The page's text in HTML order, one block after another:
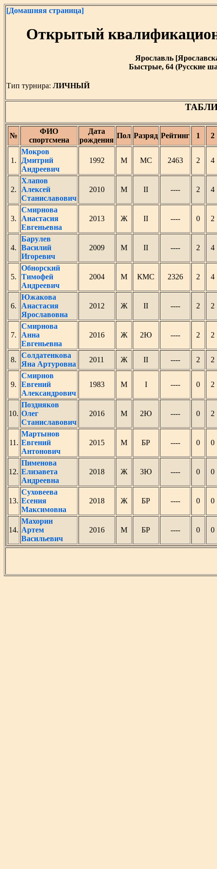
[Домашняя страница]
Открытый
Ярославль
Быстрые, 64 (Русские
Тип турнира: ЛИЧНЫЙ
№
ФИО
спортсмена
Дата
рождения
Пол Разряд Рейтинг 1 2
1.
Мокров
Дмитрий
Андреевич
1992 М МС 2463 2
2.
Хлапов
Алексей
Станиславович
2010 М II ---- 2
3.
Смирнова
Анастасия
Евгеньевна
2013 Ж II ---- 0
4.
Барулев
Василий
Игоревич
2009 М II ---- 2
5.
Обнорский
Тимофей
Андреевич
2004 М КМС 2326 2
6.
Южакова
Анастасия
Ярославовна
2012 Ж II ---- 2
7.
Смирнова
Анна
Евгеньевна
2016 Ж 2Ю ---- 2
8.
Солдатенкова
Яна Артуровна
2011 Ж II ---- 2
9.
Смирнов
Евгений
Александрович
1983 М I ---- 0
10.
Поздняков
Олег
Станиславович
2016 М 2Ю ---- 0
11.
Мартынов
Евгений
Антонович
2015 М БР ---- 0
12.
Пименова
Елизавета
Андреевна
2018 Ж 3Ю ---- 0
13.
Суховеева
Есения
Максимовна
2018 Ж БР ---- 0
14.
Махорин
Артем
Васильевич
2016 М БР ---- 0